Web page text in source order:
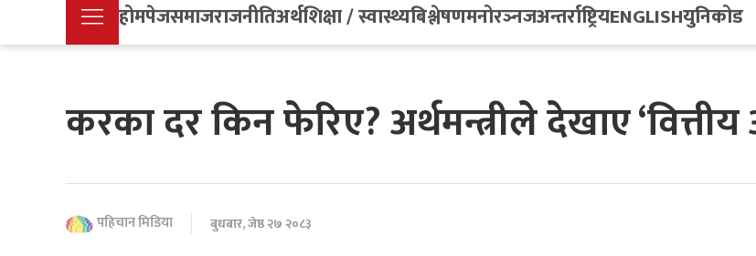
होमपेजसमाजराजनीतिअर्थशिक्षा / स्वास्थ्यबिश्लेषणमनोरञ्नजअन्तर्राष्ट्रियENGLISHयुनिकोड
करका दर किन फेरिए? अर्थमन्त्रीले देखाए ‘वित्तीय
पहिचान मिडिया बुधबार, जेष्ठ २७ २०८३